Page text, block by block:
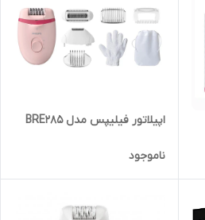
اپیلاتور فیلیپس مدل BRE285
ناموجود